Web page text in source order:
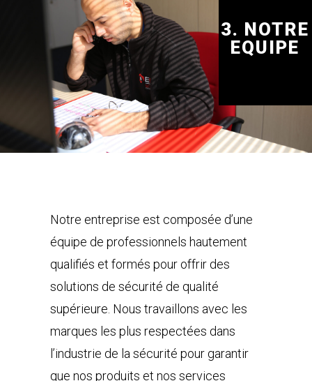
3. NOTRE
EQUIPE
Notre entreprise est composée d’une
équipe de professionnels hautement
qualifiés et formés pour offrir des
solutions de sécurité de qualité
supérieure. Nous travaillons avec les
marques les plus respectées dans
l’industrie de la sécurité pour garantir
que nos produits et nos services